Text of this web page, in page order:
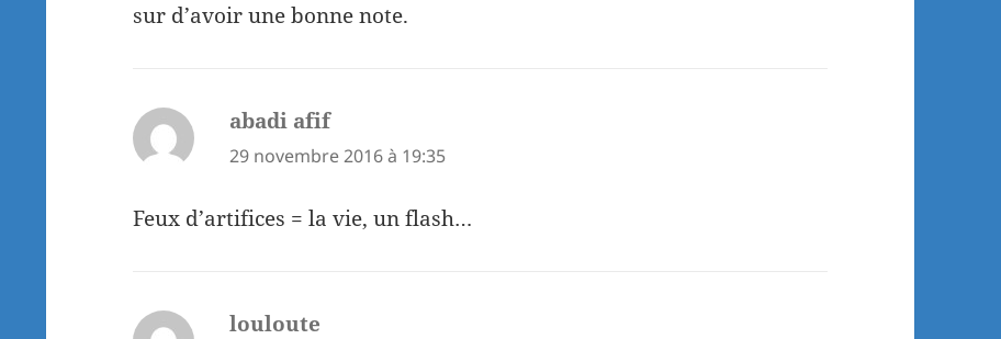
sur d’avoir une bonne note.
abadi afifdit :
29 novembre 2016 à 19:35
Feux d’artifices = la vie, un flash…
louloute